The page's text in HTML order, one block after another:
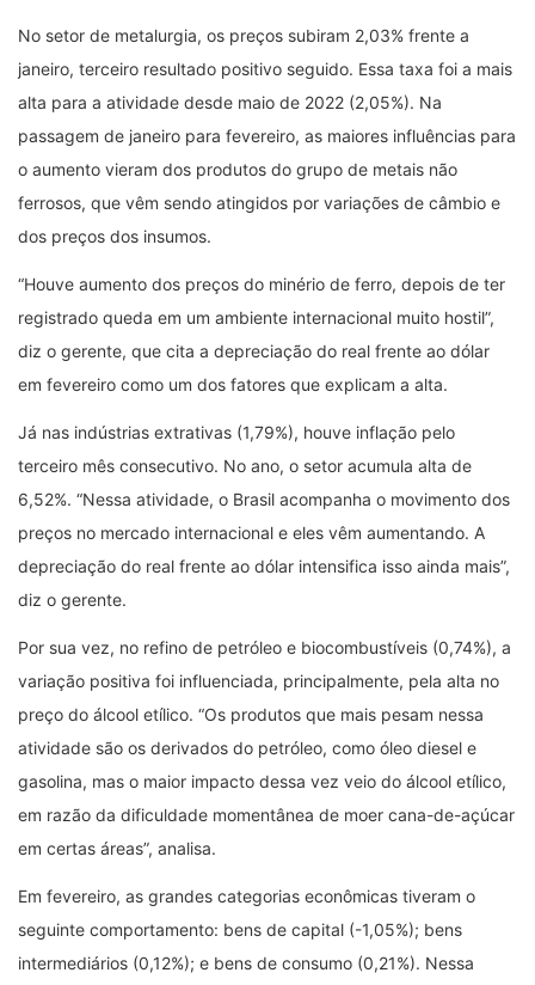
No setor de metalurgia, os preços subiram 2,03% frente a
janeiro, terceiro resultado positivo seguido. Essa taxa foi a mais
alta para a atividade desde maio de 2022 (2,05%). Na
passagem de janeiro para fevereiro, as maiores influências para
o aumento vieram dos produtos do grupo de metais não
ferrosos, que vêm sendo atingidos por variações de câmbio e
dos preços dos insumos.
“Houve aumento dos preços do minério de ferro, depois de ter
registrado queda em um ambiente internacional muito hostil”,
diz o gerente, que cita a depreciação do real frente ao dólar
em fevereiro como um dos fatores que explicam a alta.
Já nas indústrias extrativas (1,79%), houve inflação pelo
terceiro mês consecutivo. No ano, o setor acumula alta de
6,52%. “Nessa atividade, o Brasil acompanha o movimento dos
preços no mercado internacional e eles vêm aumentando. A
depreciação do real frente ao dólar intensifica isso ainda mais”,
diz o gerente.
Por sua vez, no refino de petróleo e biocombustíveis (0,74%), a
variação positiva foi influenciada, principalmente, pela alta no
preço do álcool etílico. “Os produtos que mais pesam nessa
atividade são os derivados do petróleo, como óleo diesel e
gasolina, mas o maior impacto dessa vez veio do álcool etílico,
em razão da dificuldade momentânea de moer cana-de-açúcar
em certas áreas”, analisa.
Em fevereiro, as grandes categorias econômicas tiveram o
seguinte comportamento: bens de capital (-1,05%); bens
intermediários (0,12%); e bens de consumo (0,21%). Nessa